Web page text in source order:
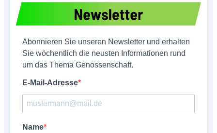
Abonnieren Sie unseren Newsletter und erhalten
Sie wöchentlich die neusten Informationen rund
um das Thema Genossenschaft.
E-Mail-Adresse
Name